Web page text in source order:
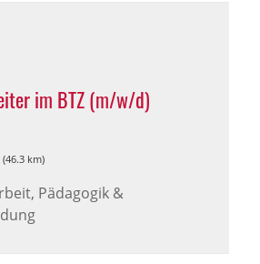
im BTZ (m/w/d)
(46.3 km)
Pädagogik &